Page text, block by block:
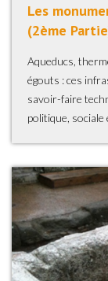
Les
(2ème
Aqueducs,
égouts : ces
savoir-faire
politique, sociale